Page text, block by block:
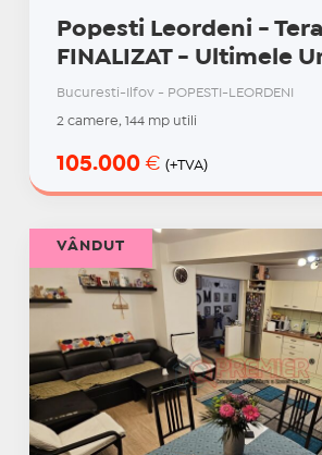
Popesti Leordeni -
FINALIZAT - Ultimele
Bucuresti-Ilfov - POPESTI-LEORDENI
2 camere, 144 mp utili
105.000 € (+TVA)
VÂNDUT